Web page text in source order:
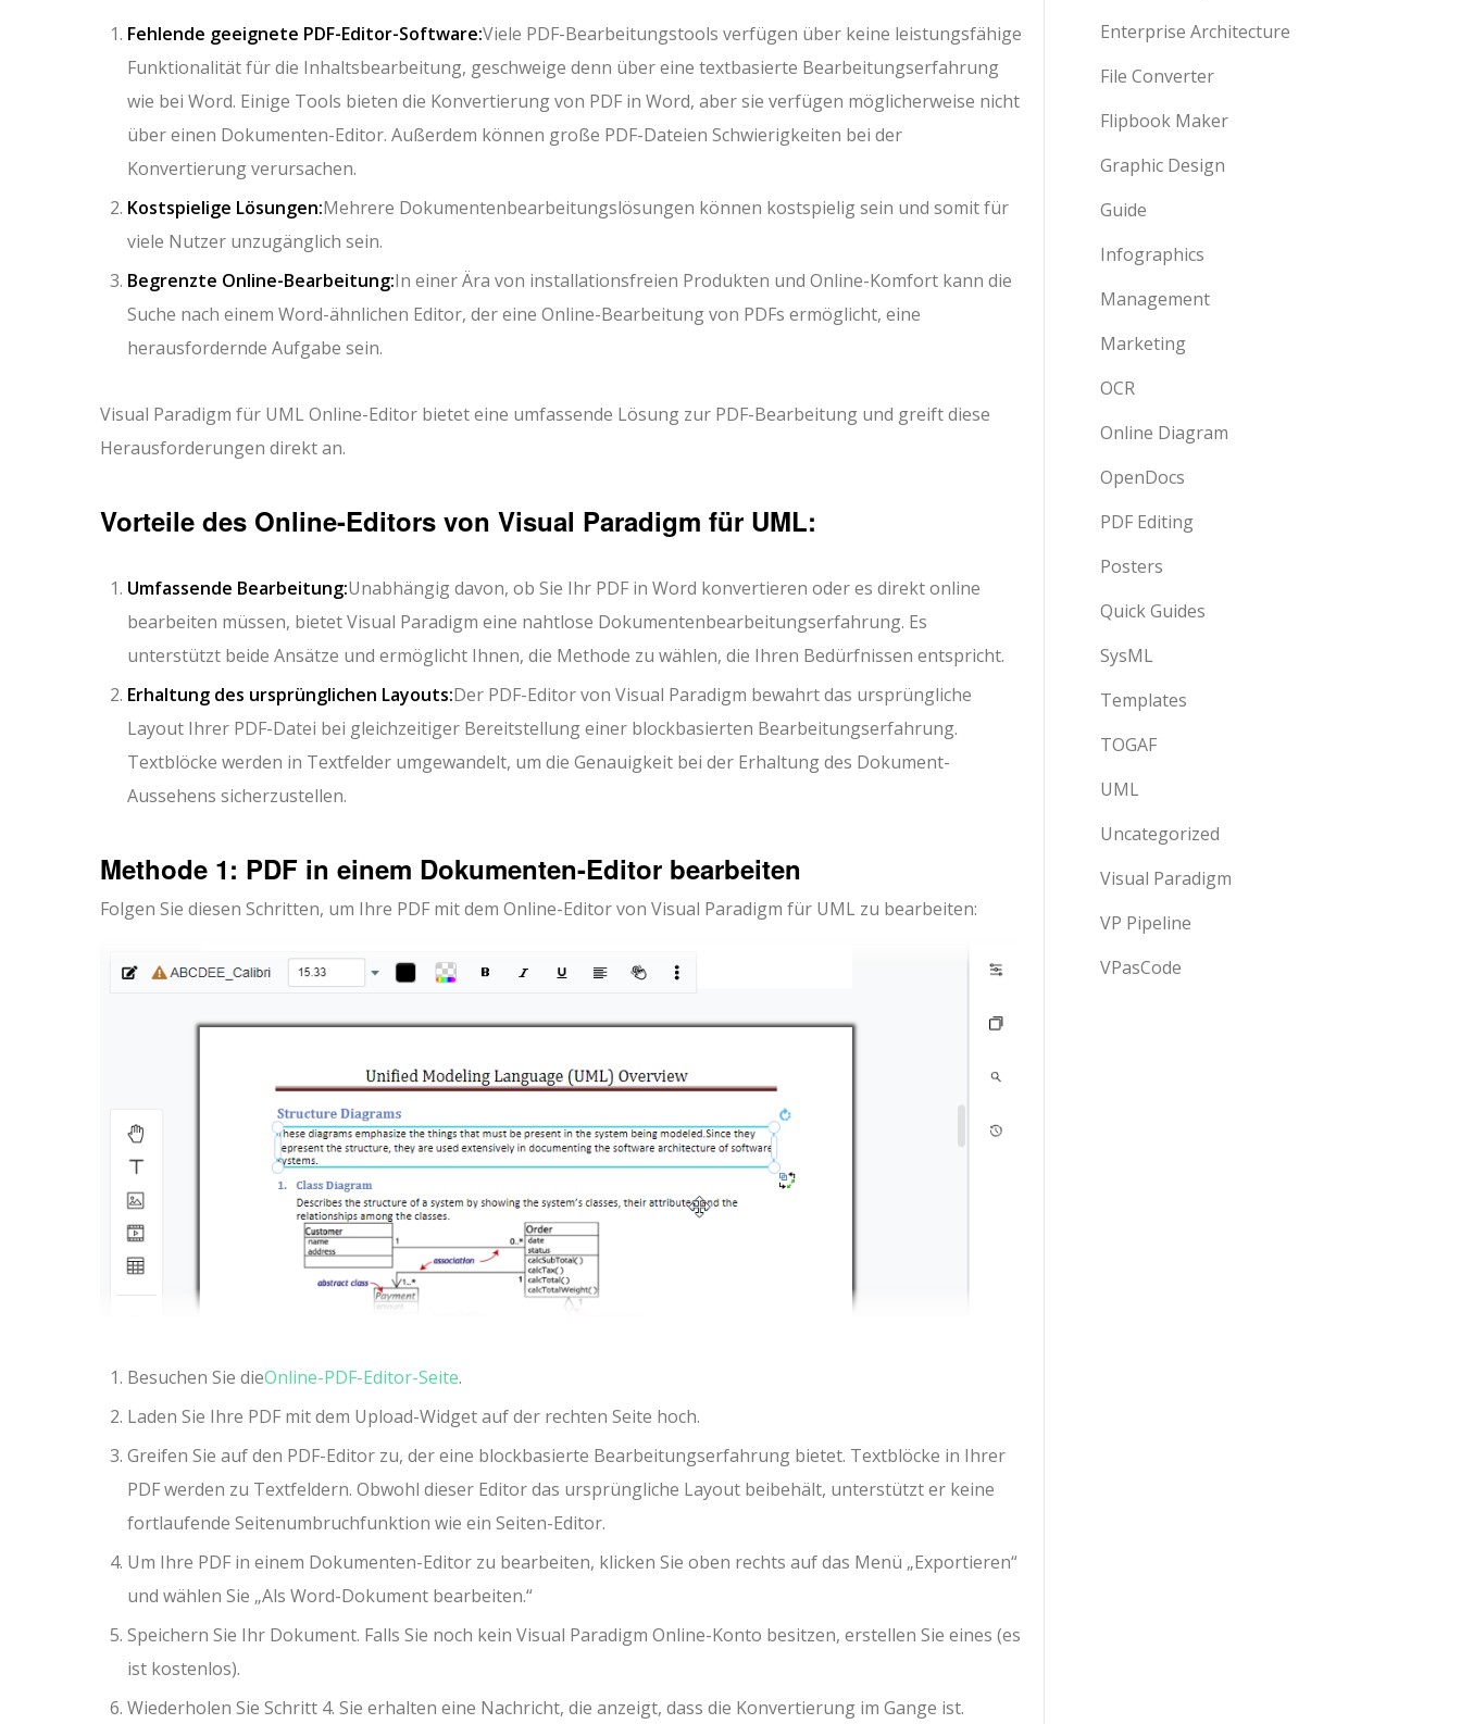
Fehlende geeignete PDF-Editor-Software:Viele PDF-Bearbeitungstools verfügen über keine leistungsfähige
Funktionalität für die Inhaltsbearbeitung, geschweige denn über eine textbasierte Bearbeitungserfahrung
wie bei Word. Einige Tools bieten die Konvertierung von PDF in Word, aber sie verfügen möglicherweise nicht
über einen Dokumenten-Editor. Außerdem können große PDF-Dateien Schwierigkeiten bei der
Konvertierung verursachen.
Kostspielige Lösungen:Mehrere Dokumentenbearbeitungslösungen können kostspielig sein und somit für
viele Nutzer unzugänglich sein.
Begrenzte Online-Bearbeitung:In einer Ära von installationsfreien Produkten und Online-Komfort kann die
Suche nach einem Word-ähnlichen Editor, der eine Online-Bearbeitung von PDFs ermöglicht, eine
herausfordernde Aufgabe sein.
Visual Paradigm für UML Online-Editor bietet eine umfassende Lösung zur PDF-Bearbeitung und greift diese
Herausforderungen direkt an.
Vorteile des Online-Editors von Visual Paradigm für UML:
Umfassende Bearbeitung:Unabhängig davon, ob Sie Ihr PDF in Word konvertieren oder es direkt online
bearbeiten müssen, bietet Visual Paradigm eine nahtlose Dokumentenbearbeitungserfahrung. Es
unterstützt beide Ansätze und ermöglicht Ihnen, die Methode zu wählen, die Ihren Bedürfnissen entspricht.
Erhaltung des ursprünglichen Layouts:Der PDF-Editor von Visual Paradigm bewahrt das ursprüngliche
Layout Ihrer PDF-Datei bei gleichzeitiger Bereitstellung einer blockbasierten Bearbeitungserfahrung.
Textblöcke werden in Textfelder umgewandelt, um die Genauigkeit bei der Erhaltung des Dokument-
Aussehens sicherzustellen.
Methode 1: PDF in einem Dokumenten-Editor bearbeiten
Folgen Sie diesen Schritten, um Ihre PDF mit dem Online-Editor von Visual Paradigm für UML zu bearbeiten:
Besuchen Sie dieOnline-PDF-Editor-Seite.
Laden Sie Ihre PDF mit dem Upload-Widget auf der rechten Seite hoch.
Greifen Sie auf den PDF-Editor zu, der eine blockbasierte Bearbeitungserfahrung bietet. Textblöcke in Ihrer
PDF werden zu Textfeldern. Obwohl dieser Editor das ursprüngliche Layout beibehält, unterstützt er keine
fortlaufende Seitenumbruchfunktion wie ein Seiten-Editor.
Um Ihre PDF in einem Dokumenten-Editor zu bearbeiten, klicken Sie oben rechts auf das Menü „Exportieren“
und wählen Sie „Als Word-Dokument bearbeiten.“
Speichern Sie Ihr Dokument. Falls Sie noch kein Visual Paradigm Online-Konto besitzen, erstellen Sie eines (es
ist kostenlos).
Wiederholen Sie Schritt 4. Sie erhalten eine Nachricht, die anzeigt, dass die Konvertierung im Gange ist.
Enterprise Architecture
File Converter
Flipbook Maker
Graphic Design
Guide
Infographics
Management
Marketing
OCR
Online Diagram
OpenDocs
PDF Editing
Posters
Quick Guides
SysML
Templates
TOGAF
UML
Uncategorized
Visual Paradigm
VP Pipeline
VPasCode